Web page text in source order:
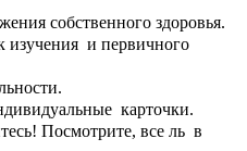
здоровья.
и первичного
карточки.
Посмотрите, все ль в